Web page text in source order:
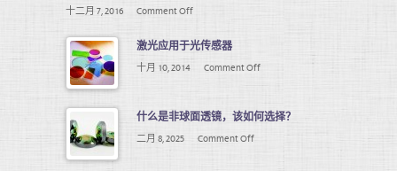
十二月 7, 2016 Comment Off
激光应用于光传感器
十月 10, 2014 Comment Off
什么是非球面透镜，该如何选择？
二月 8, 2025 Comment Off